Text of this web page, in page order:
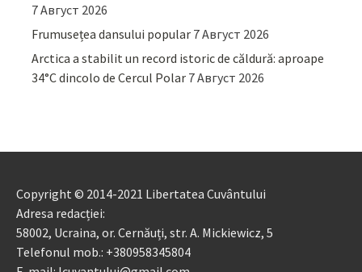
7 Август 2026
Frumusețea dansului popular 7 Август 2026
Arctica a stabilit un record istoric de căldură: aproape
34°C dincolo de Cercul Polar 7 Август 2026
Copyright © 2014-2021 Libertatea Cuvântului
Adresa redacției:
58002, Ucraina, or. Cernăuți, str. A. Mickiewicz, 5
Telefonul mob.: +380958345804